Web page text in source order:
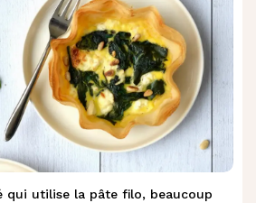
qui utilise la pâte filo, beaucoup